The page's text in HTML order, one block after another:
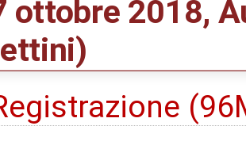
ottobre 2018,